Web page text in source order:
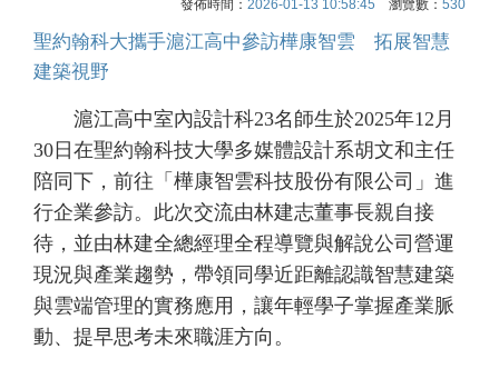
發佈時間： 2026-01-13 10:58:45 瀏覽數： 530
聖約翰科大攜手滬江高中參訪樺康智雲 拓展智慧
建築視野
滬江高中室內設計科23名師生於2025年12月
30日在聖約翰科技大學多媒體設計系胡文和主任
陪同下，前往「樺康智雲科技股份有限公司」進
行企業參訪。此次交流由林建志董事長親自接
待，並由林建全總經理全程導覽與解說公司營運
現況與產業趨勢，帶領同學近距離認識智慧建築
與雲端管理的實務應用，讓年輕學子掌握產業脈
動、提早思考未來職涯方向。